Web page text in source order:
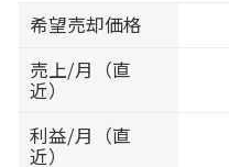
希望売却価格
売上/月（直
近）
利益/月（直
近）